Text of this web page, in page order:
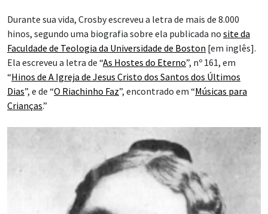
Durante sua vida, Crosby escreveu a letra de mais de 8.000
hinos, segundo uma biografia sobre ela publicada no site da
Faculdade de Teologia da Universidade de Boston [em inglês].
Ela escreveu a letra de “As Hostes do Eterno”, nº 161, em
“Hinos de A Igreja de Jesus Cristo dos Santos dos Últimos
Dias”, e de “O Riachinho Faz”, encontrado em “Músicas para
Crianças.”